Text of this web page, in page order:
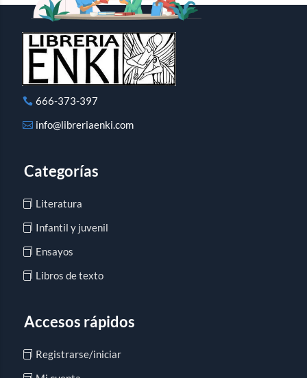
666-373-397
info@libreriaenki.com
Categorías
Literatura
Infantil y juvenil
Ensayos
Libros de texto
Accesos rápidos
Registrarse/iniciar